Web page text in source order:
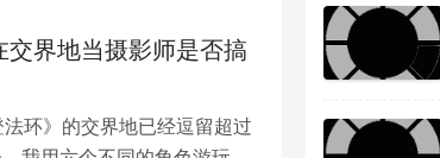
但多亏社群的建议，卢恩完
on a lvl 8 character and
界地当摄影师是否搞
环》的交界地已经逗留超过